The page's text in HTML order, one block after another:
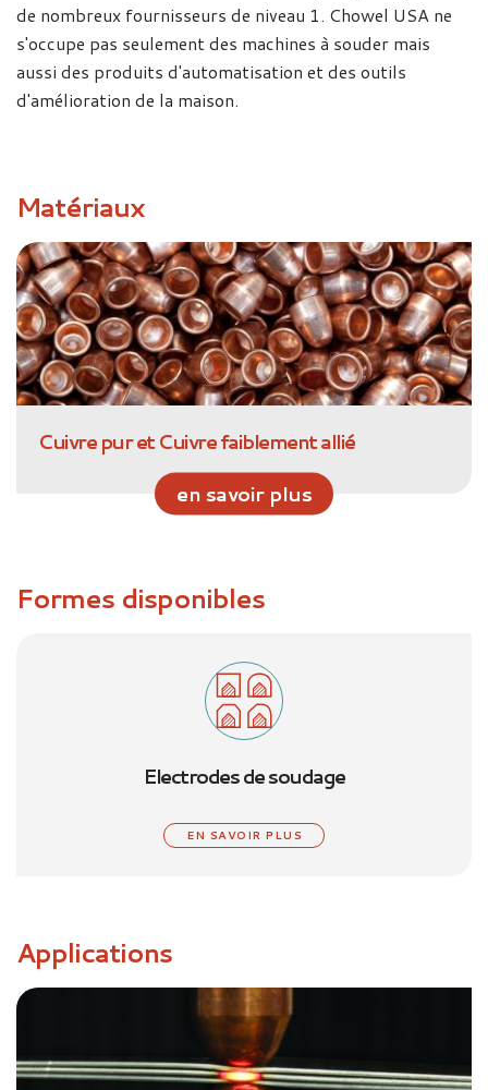
de nombreux fournisseurs de niveau 1. Chowel USA ne
s'occupe pas seulement des machines à souder mais
aussi des produits d'automatisation et des outils
d'amélioration de la maison.
Matériaux
Cuivre pur et Cuivre faiblement allié
en savoir plus
Formes disponibles
Electrodes de soudage
EN SAVOIR PLUS
Applications